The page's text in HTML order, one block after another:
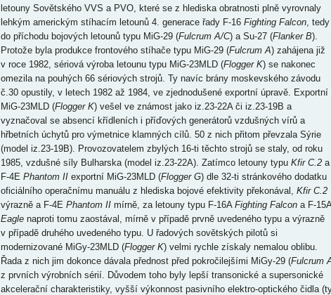
letouny Sovětského VVS a PVO, které se z hlediska obratnosti plně vyrovnaly
lehkým americkým stíhacím letounů 4. generace řady F-16 Fighting Falcon, tedy
do příchodu bojových letounů typu MiG-29 (Fulcrum A/C) a Su-27 (Flanker B).
Protože byla produkce frontového stíhače typu MiG-29 (Fulcrum A) zahájena již
v roce 1982, sériová výroba letounu typu MiG-23MLD (Flogger K) se nakonec
omezila na pouhých 66 sériových strojů. Ty navíc brány moskevského závodu
č.30 opustily, v letech 1982 až 1984, ve zjednodušené exportní úpravě. Exportní
MiG-23MLD (Flogger K) vešel ve známost jako iz.23-22A či iz.23-19B a
vyznačoval se absencí křídleních i příďových generátorů vzdušných vírů a
hřbetních úchytů pro výmetnice klamných cílů. 50 z nich přitom převzala Sýrie
(model iz.23-19B). Provozovatelem zbylých 16-ti těchto strojů se staly, od roku
1985, vzdušné síly Bulharska (model iz.23-22A). Zatímco letouny typu Kfir C.2a
F-4E Phantom IIexportní MiG-23MLD (Flogger G) dle 32-ti stránkového dodatku
oficiálního operačnímu manuálu z hlediska bojové efektivity překonával, Kfir C.2
výrazně a F-4E Phantom IImírně, za letouny typu F-16A Fighting Falcona F-15A
Eaglenaproti tomu zaostával, mírně v případě prvně uvedeného typu a výrazně
v případě druhého uvedeného typu. U řadových sovětských pilotů si
modernizované MiGy-23MLD (Flogger K) velmi rychle získaly nemalou oblibu.
Řada z nich jim dokonce dávala přednost před pokročilejšími MiGy-29 (Fulcrum
z prvních výrobních sérií. Důvodem toho byly lepší transonické a supersonické
akcelerační charakteristiky, vyšší výkonnost pasivního elektro-optického čidla